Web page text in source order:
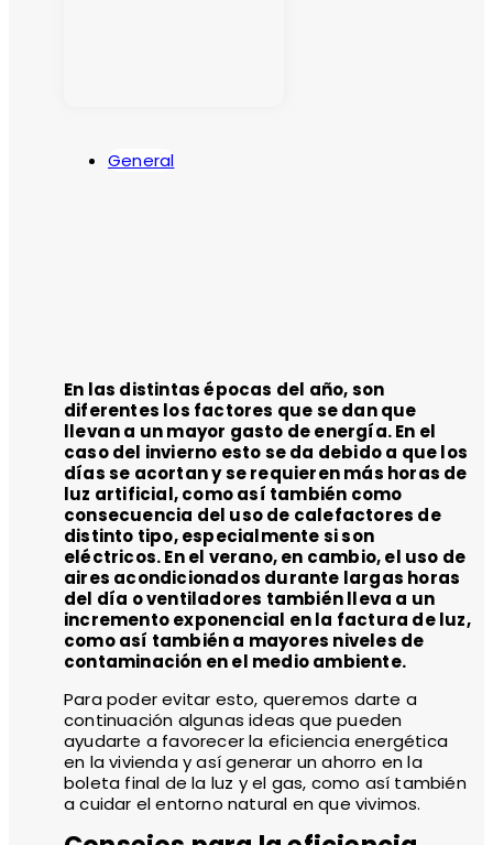
General
En las distintas épocas del año, son
diferentes los factores que se dan que
llevan a un mayor gasto de energía. En el
caso del invierno esto se da debido a que los
días se acortan y se requieren más horas de
luz artificial, como así también como
consecuencia del uso de calefactores de
distinto tipo, especialmente si son
eléctricos. En el verano, en cambio, el uso de
aires acondicionados durante largas horas
del día o ventiladores también lleva a un
incremento exponencial en la factura de luz,
como así también a mayores niveles de
contaminación en el medio ambiente.
Para poder evitar esto, queremos darte a
continuación algunas ideas que pueden
ayudarte a favorecer la eficiencia energética
en la vivienda y así generar un ahorro en la
boleta final de la luz y el gas, como así también
a cuidar el entorno natural en que vivimos.